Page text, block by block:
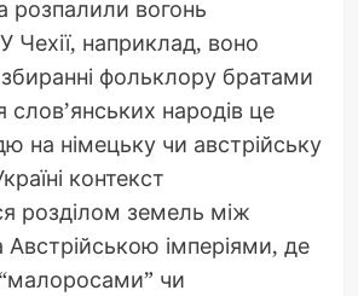
розпалили вогонь
Чехії, наприклад, воно
фольклору братами
народів це
на німецьку чи австрійську
контекст
розділом земель між
Австрійською імперіями, де
чи